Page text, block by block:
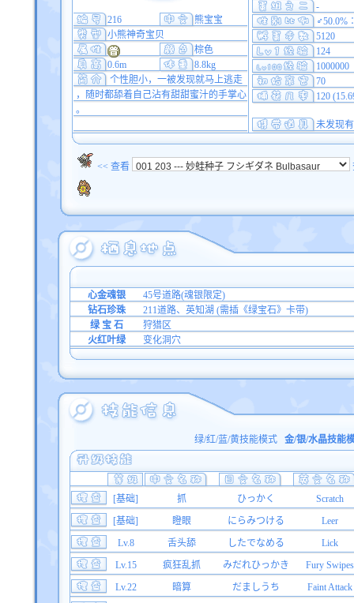
-
5120
124
1000000
70
120
未发现
216
熊宝宝
小熊神奇宝贝
棕色
0.6m
8.8kg
个性胆小，一被发现就马上逃走
，随时都舔着自己沾有甜甜蜜汁的手掌心
。
<< 查看
心金魂银
45号道路(魂银限定)
钻石珍珠
211道路、英知湖 (需插《绿宝石》卡带)
绿 宝 石
狩猎区
火红叶绿
变化洞穴
绿/红/蓝/黄技能模式 金/银/水晶技能
[基础] 抓 ひっかく
Scratch
[基础]
瞪眼 にらみつける
Leer
Lv.8
舌头舔 したでなめる
Lick
Lv.15
疯狂乱抓 みだれひっかき
Fury Swipes
Lv.22
暗算 だましうち
Faint Attack